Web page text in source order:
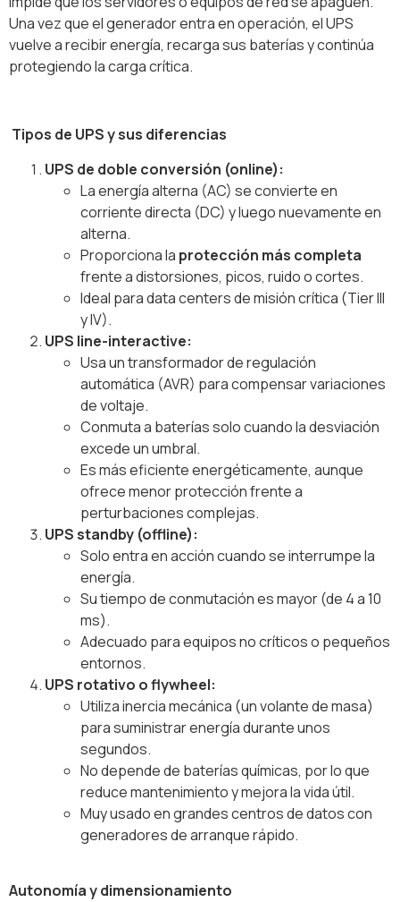
Una vez que el generador entra en operación, el UPS
vuelve a recibir energía, recarga sus baterías y continúa
protegiendo la carga crítica.
Tipos de UPS y sus diferencias
UPS de doble conversión (online):
La energía alterna (AC) se convierte en
corriente directa (DC) y luego nuevamente en
alterna.
Proporciona la protección más completa
frente a distorsiones, picos, ruido o cortes.
Ideal para data centers de misión crítica (Tier III
y IV).
UPS line-interactive:
Usa un transformador de regulación
automática (AVR) para compensar variaciones
de voltaje.
Conmuta a baterías solo cuando la desviación
excede un umbral.
Es más eficiente energéticamente, aunque
ofrece menor protección frente a
perturbaciones complejas.
UPS standby (offline):
Solo entra en acción cuando se interrumpe la
energía.
Su tiempo de conmutación es mayor (de 4 a 10
ms).
Adecuado para equipos no críticos o pequeños
entornos.
UPS rotativo o flywheel:
Utiliza inercia mecánica (un volante de masa)
para suministrar energía durante unos
segundos.
No depende de baterías químicas, por lo que
reduce mantenimiento y mejora la vida útil.
Muy usado en grandes centros de datos con
generadores de arranque rápido.
Autonomía y dimensionamiento